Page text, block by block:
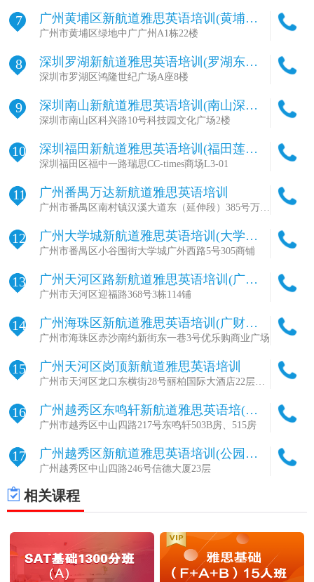
7
广州黄埔区新航道雅思英语培训(黄埔校
区)
广州市黄埔区绿地中广广州A1栋22楼
8
深圳罗湖新航道雅思英语培训(罗湖东门
校区)
深圳市罗湖区鸿隆世纪广场A座8楼
9
深圳南山新航道雅思英语培训(南山深大
校区)
深圳市南山区科兴路10号科技园文化广场2楼
10
深圳福田新航道雅思英语培训(福田莲花
山校区)
深圳福田区福中一路瑞思CC-times商场L3-01
11 广州番禺万达新航道雅思英语培训
广州市番禺区南村镇汉溪大道东（延伸段）385号万达
12
广州大学城新航道雅思英语培训(大学城
贝岗校区)
广州市番禺区小谷围街大学城广外西路5号305商铺
13
广州天河区路新航道雅思英语培训(广金
校区)
广州市天河区迎福路368号3栋114铺
14
广州海珠区新航道雅思英语培训(广财校
区)
广州市海珠区赤沙南约新街东一巷3号优乐购商业广场
15 广州天河区岗顶新航道雅思英语培训
广州市天河区龙口东横街28号丽柏国际大酒店22层及
16
广州越秀区东鸣轩新航道雅思英语培(东
鸣轩校区)
广州市越秀区中山四路217号东鸣轩503B房、515房
17
广州越秀区新航道雅思英语培训(公园前
校区)
广州越秀区中山四路246号信德大厦23层
相关课程